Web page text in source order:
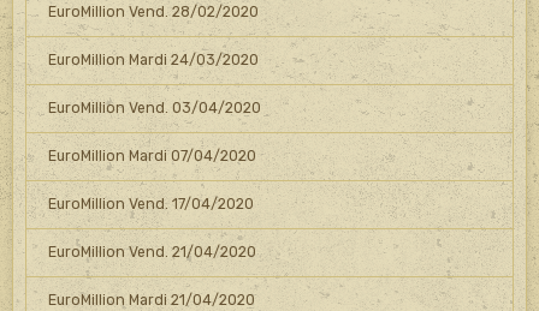
EuroMillion Vend. 28/02/2020
EuroMillion Mardi 24/03/2020
EuroMillion Vend. 03/04/2020
EuroMillion Mardi 07/04/2020
EuroMillion Vend. 17/04/2020
EuroMillion Vend. 21/04/2020
EuroMillion Mardi 21/04/2020